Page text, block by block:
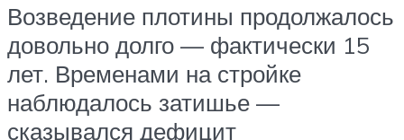
Возведение плотины продолжалось
довольно долго — фактически 15
лет. Временами на стройке
наблюдалось затишье —
сказывался дефицит